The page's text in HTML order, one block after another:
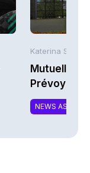
Katerina
Mutuelles :
de la Math
NEWS